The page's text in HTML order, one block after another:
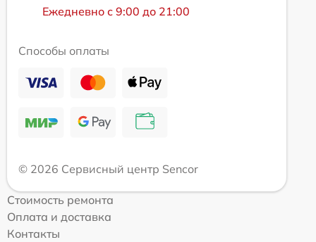
Ежедневно с 9:00 до 21:00
Способы оплаты
© 2026 Сервисный центр Sencor
Стоимость ремонта
Оплата и доставка
Контакты